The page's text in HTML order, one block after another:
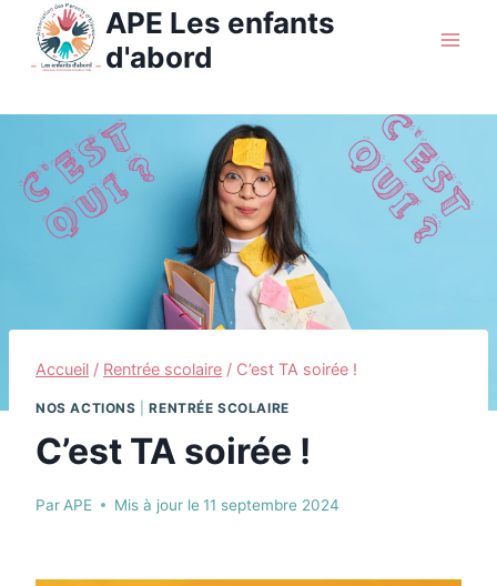
contenu
APE Les enfants
d'abord
Accueil / Rentrée scolaire / C’est TA soirée !
NOS ACTIONS |RENTRÉE SCOLAIRE
C’est TA soirée !
Par APE Mis à jour le 11 septembre 2024